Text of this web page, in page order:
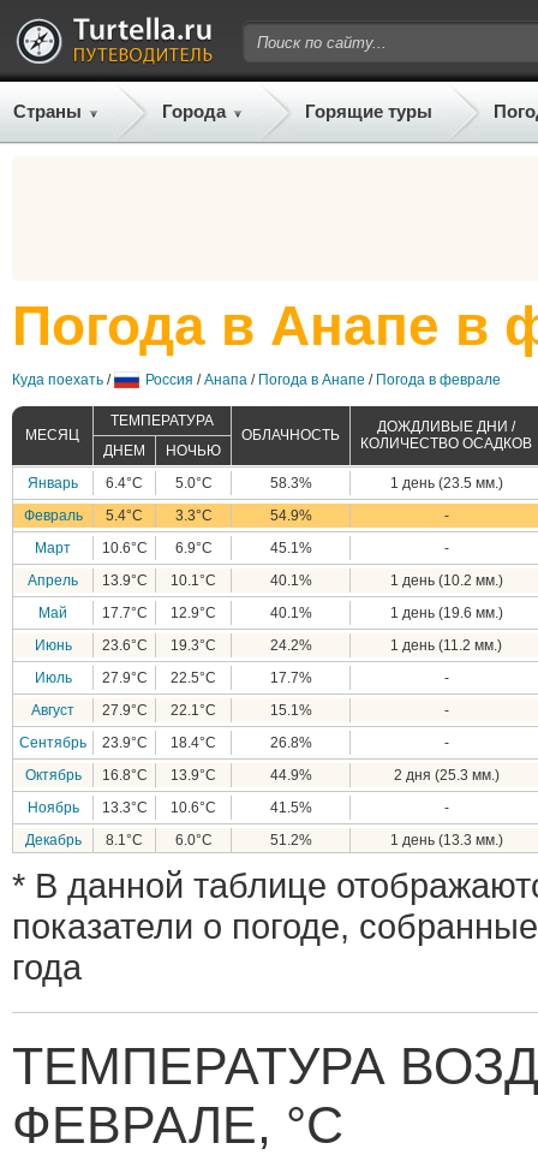
Страны Города Горящие туры
Погода в Анапе в
Куда поехать / Россия /Анапа / Погода в Анапе / Погода в феврале
МЕСЯЦ
ТЕМПЕРАТУРА
ОБЛАЧНОСТЬ
ДОЖДЛИВЫЕ ДНИ /
КОЛИЧЕСТВО ОСАДКОВ
ДНЕМ
НОЧЬЮ
Январь
6.4°C 5.0°C 58.3%
1 день (23.5 мм.)
Февраль
5.4°C 3.3°C 54.9%
-
Март
10.6°C 6.9°C 45.1%
-
Апрель
13.9°C 10.1°C 40.1%
1 день (10.2 мм.)
Май
17.7°C 12.9°C 40.1%
1 день (19.6 мм.)
Июнь
23.6°C 19.3°C 24.2%
1 день (11.2 мм.)
Июль
27.9°C 22.5°C 17.7%
-
Август
27.9°C 22.1°C 15.1%
-
Сентябрь
23.9°C 18.4°C 26.8%
-
Октябрь
16.8°C 13.9°C 44.9%
2 дня (25.3 мм.)
Ноябрь
13.3°C 10.6°C 41.5%
-
Декабрь
8.1°C 6.0°C 51.2% 1 день (13.3 мм.)
* В данной таблице
показатели о погоде,
года
ТЕМПЕРАТУРА
ФЕВРАЛЕ, °C